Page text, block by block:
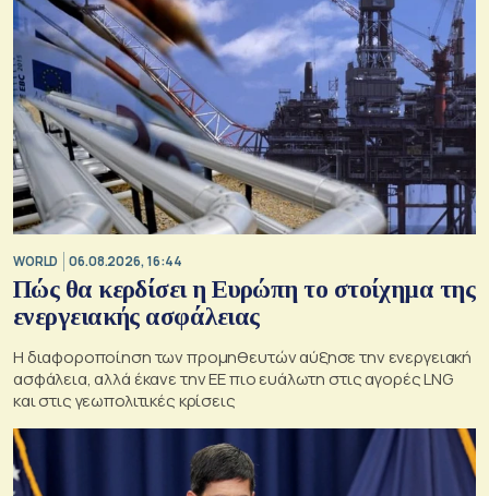
WORLD 06.08.2026, 16:44
Πώς θα κερδίσει η Ευρώπη το στοίχημα της
ενεργειακής ασφάλειας
Η διαφοροποίηση των προμηθευτών αύξησε την ενεργειακή
ασφάλεια, αλλά έκανε την ΕΕ πιο ευάλωτη στις αγορές LNG
και στις γεωπολιτικές κρίσεις